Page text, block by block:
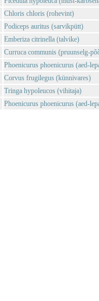
Chloris chloris (rohevint)
Podiceps auritus (sarvikpütt)
Emberiza citrinella (talvike)
Curruca communis (pruunselg-
Phoenicurus phoenicurus (aed-
Corvus frugilegus (künnivares)
Tringa hypoleucos (vihitaja)
Phoenicurus phoenicurus (aed-